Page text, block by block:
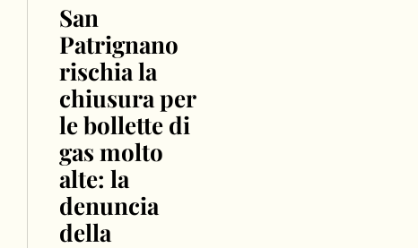
San
Patrignano
rischia la
chiusura per
le bollette di
gas molto
alte: la
denuncia
della